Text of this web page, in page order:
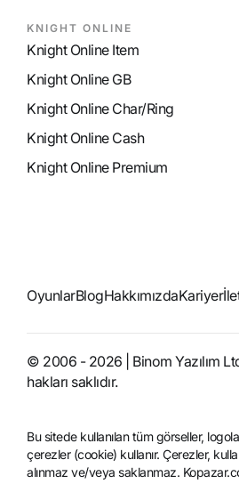
KNIGHT ONLINE
Knight Online Item
Knight Online GB
Knight Online Char/Ring
Knight Online Cash
Knight Online Premium
OyunlarBlogHakkımızdaKariyer
© 2006 - 2026 | Binom Yazılım
hakları saklıdır.
Bu sitede kullanılan tüm görseller,
çerezler (cookie) kullanır. Çerezler,
alınmaz ve/veya saklanmaz.